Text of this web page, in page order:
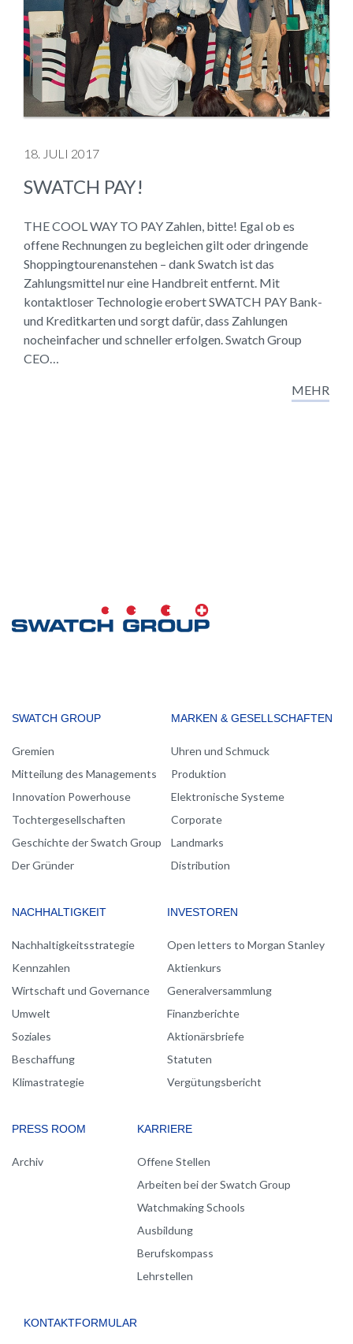
18. JULI 2017
SWATCH PAY!
THE COOL WAY TO PAY Zahlen, bitte! Egal ob es
offene Rechnungen zu begleichen gilt oder dringende
Shoppingtourenanstehen – dank Swatch ist das
Zahlungsmittel nur eine Handbreit entfernt. Mit
kontaktloser Technologie erobert SWATCH PAY Bank-
und Kreditkarten und sorgt dafür, dass Zahlungen
nocheinfacher und schneller erfolgen. Swatch Group
CEO…
MEHR
MAIN
NAVIGATION
SWATCH GROUP
Gremien
Mitteilung des Managements
Innovation Powerhouse
Tochtergesellschaften
Geschichte der Swatch Group
Der Gründer
MARKEN & GESELLSCHAFTEN
Uhren und Schmuck
Produktion
Elektronische Systeme
Corporate
Landmarks
Distribution
NACHHALTIGKEIT
Nachhaltigkeitsstrategie
Kennzahlen
Wirtschaft und Governance
Umwelt
Soziales
Beschaffung
Klimastrategie
INVESTOREN
Open letters to Morgan Stanley
Aktienkurs
Generalversammlung
Finanzberichte
Aktionärsbriefe
Statuten
Vergütungsbericht
PRESS ROOM
Archiv
KARRIERE
Offene Stellen
Arbeiten bei der Swatch Group
Watchmaking Schools
Ausbildung
Berufskompass
Lehrstellen
KONTAKTFORMULAR